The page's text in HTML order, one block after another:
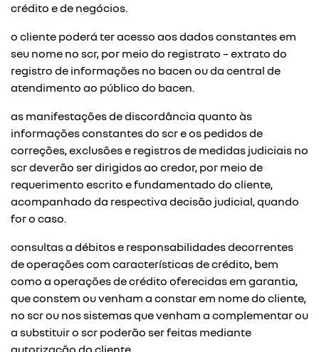
crédito e de negócios.
o cliente poderá ter acesso aos dados constantes em
seu nome no scr, por meio do registrato – extrato do
registro de informações no bacen ou da central de
atendimento ao público do bacen.
as manifestações de discordância quanto às
informações constantes do scr e os pedidos de
correções, exclusões e registros de medidas judiciais no
scr deverão ser dirigidos ao credor, por meio de
requerimento escrito e fundamentado do cliente,
acompanhado da respectiva decisão judicial, quando
for o caso.
consultas a débitos e responsabilidades decorrentes
de operações com características de crédito, bem
como a operações de crédito oferecidas em garantia,
que constem ou venham a constar em nome do cliente,
no scr ou nos sistemas que venham a complementar ou
a substituir o scr poderão ser feitas mediante
autorização do cliente.